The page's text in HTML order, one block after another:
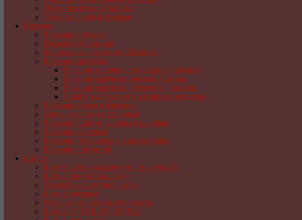
Открытки ручной работы
Подарки своими руками
Вязание
Вязание игрушек
Куколки Амигуруми
Журналы со схемами. Вязание
Вязание крючком
Вязание пледов, покрывал и подушек
Вязаная крючком одежда. Схемы
Вязание крючком. Мелочи и поделки
Салфетки, скатерти и коврики крючком
Вязание сумок и корзинок
Цветы крючком и спицами
Вязание. Шапки, шляпы и шарфы
Вязание спицами
Вязание. Украшения и аксессуары
Вязание для детей
Шитье
Шитье сумок, косметичек, кошельков
Шитье для уюта в доме
Пэчворк, лоскутное шитье
Шитье одежды
Игрушки из носков и перчаток
Шитье. ИГРУШКИ, КУКЛЫ